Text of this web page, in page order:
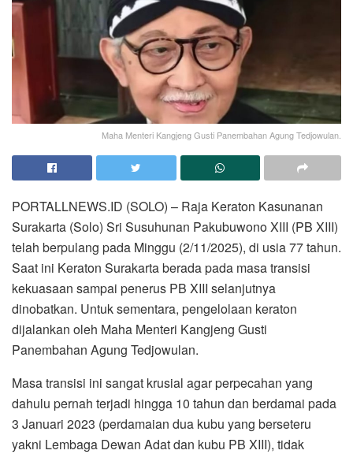
Maha Menteri Kangjeng Gusti Panembahan Agung Tedjowulan.
PORTALLNEWS.ID (SOLO) – Raja Keraton Kasunanan
Surakarta (Solo) Sri Susuhunan Pakubuwono XIII (PB XIII)
telah berpulang pada Minggu (2/11/2025), di usia 77 tahun.
Saat ini Keraton Surakarta berada pada masa transisi
kekuasaan sampai penerus PB XIII selanjutnya
dinobatkan. Untuk sementara, pengelolaan keraton
dijalankan oleh Maha Menteri Kangjeng Gusti
Panembahan Agung Tedjowulan.
Masa transisi ini sangat krusial agar perpecahan yang
dahulu pernah terjadi hingga 10 tahun dan berdamai pada
3 Januari 2023 (perdamaian dua kubu yang berseteru
yakni Lembaga Dewan Adat dan kubu PB XIII), tidak